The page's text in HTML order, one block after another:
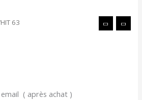
63
( après achat )